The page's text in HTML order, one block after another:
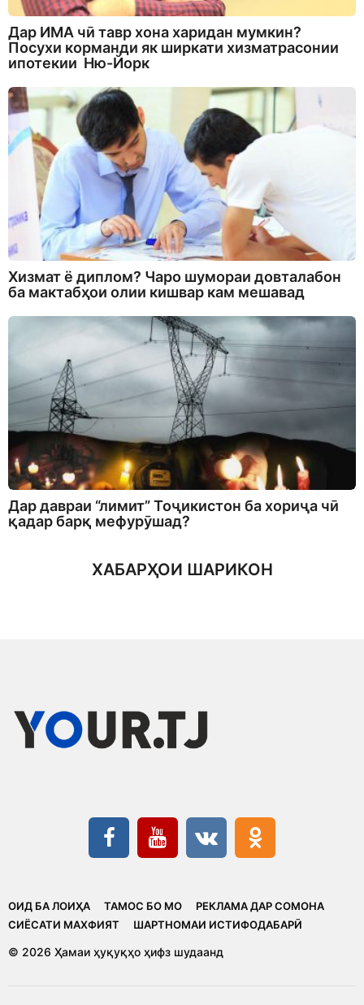
Дар ИМА чӣ тавр хона харидан мумкин?
Посухи корманди як ширкати хизматрасонии
ипотекии Ню-Йорк
Хизмат ё диплом? Чаро шумораи довталабон
ба мактабҳои олии кишвар кам мешавад
Дар давраи “лимит” Тоҷикистон ба хориҷа чӣ
қадар барқ мефурӯшад?
ХАБАРҲОИ ШАРИКОН
ОИД БА ЛОИҲА ТАМОС БО МО
РЕКЛАМА ДАР СОМОНА
CИЁСАТИ МАХФИЯТ
ШАРТНОМАИ ИСТИФОДАБАРӢ
© 2026 Ҳамаи ҳуқуқҳо ҳифз шудаанд